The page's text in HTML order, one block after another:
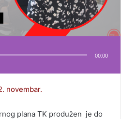
00:00
novembar.
plana TK produžen je do